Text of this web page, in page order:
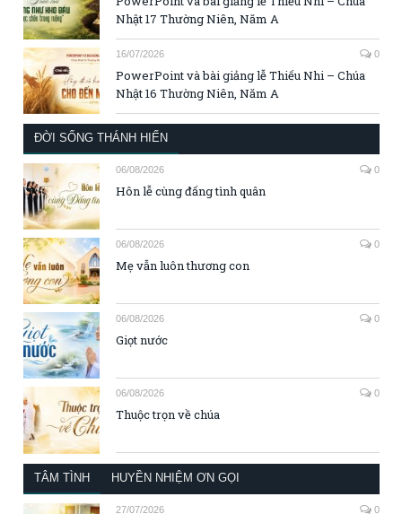
Nhật 17 Thường Niên, Năm A
16/07/2026 0
PowerPoint và bài giảng lễ Thiếu Nhi – Chúa
Nhật 16 Thường Niên, Năm A
ĐỜI SỐNG THÁNH HIẾN
06/08/2026 0
Hôn lễ cùng đấng tình quân
06/08/2026 0
Mẹ vẫn luôn thương con
06/08/2026 0
Giọt nước
06/08/2026 0
Thuộc trọn về chúa
TÂM TÌNH HUYỀN NHIỆM ƠN GỌI
27/07/2026 0